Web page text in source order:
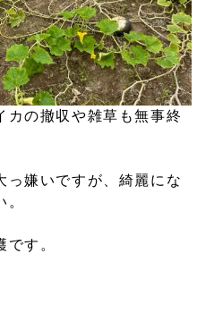
カの撤収や雑草も無事終
っ嫌いですが、綺麗にな
す。